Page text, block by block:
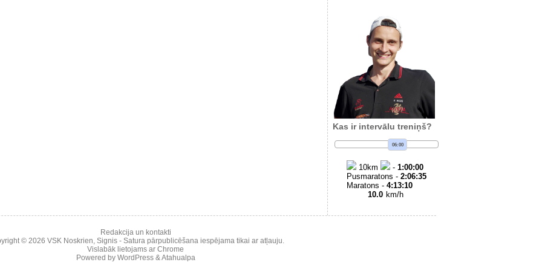
Kas ir intervālu treniņš?
06:00
10km - 1:00:00
Pusmaratons - 2:06:35
Maratons - 4:13:10
10.0 km/h
Redakcija un kontakti
© 2026 VSK Noskrien, Signis- Satura pārpublicēšana iespējama tikai ar atļauju.
Vislabāk lietojams ar Chrome
Powered by WordPress&Atahualpa